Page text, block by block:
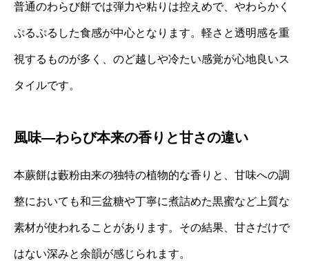
普通のわらび餅では弾力や粘りは控えめで、やわらかく
ぷるぷるした食感が中心となります。軽さと透明感を重
視するものが多く、のど越しや冷たい感覚が心地良いス
タイルです。
風味—わらび本来の香りと甘さの違い
本蕨餅は藪粉由来の独特の植物的な香りと、甘味への調
整においても和三盆糖や丁寧に煮詰めた黒蜜など上質な
素材が使われることがあります。その結果、甘さだけで
はない深みと余韻が感じられます。